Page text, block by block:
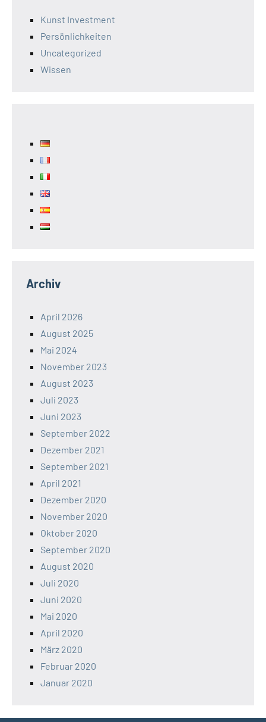
Kunst Investment
Persönlichkeiten
Uncategorized
Wissen
Archiv
April 2026
August 2025
Mai 2024
November 2023
August 2023
Juli 2023
Juni 2023
September 2022
Dezember 2021
September 2021
April 2021
Dezember 2020
November 2020
Oktober 2020
September 2020
August 2020
Juli 2020
Juni 2020
Mai 2020
April 2020
März 2020
Februar 2020
Januar 2020